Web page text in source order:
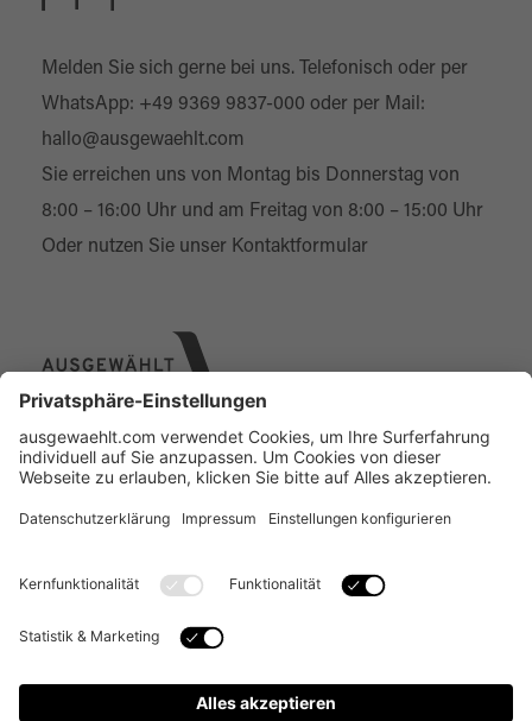
Über uns
Melden Sie sich gerne bei uns. Telefonisch oder per
WhatsApp: +49 9369 9837-000 oder per Mail:
hallo@ausgewaehlt.com
Sie erreichen uns von Montag bis Donnerstag von
8:00 – 16:00 Uhr und am Freitag von 8:00 – 15:00 Uhr
Oder nutzen Sie unser Kontaktformular